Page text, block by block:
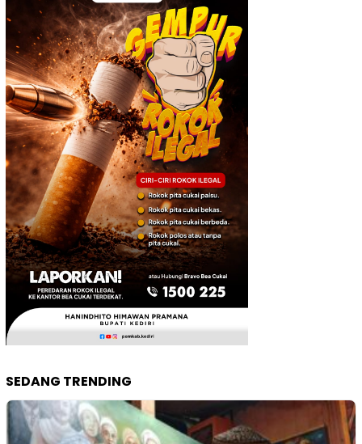
SEDANG TRENDING